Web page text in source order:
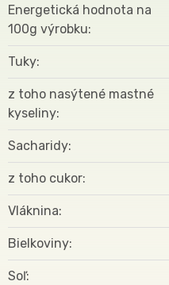
Energetická hodnota na
100g výrobku
Tuky
z toho nasýtené mastné
kyseliny
Sacharidy
z toho cukor
Vláknina
Bielkoviny
Soľ